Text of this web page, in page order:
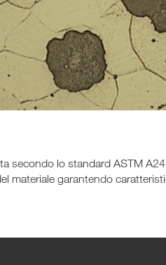
secondo lo standard ASTM
materiale garantendo